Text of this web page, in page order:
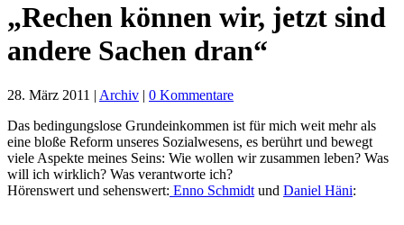
„Rechen können wir, jetzt sind
andere Sachen dran“
28. März 2011 | Archiv | 0 Kommentare
Das bedingungslose Grundeinkommen ist für mich weit mehr als
eine bloße Reform unseres Sozialwesens, es berührt und bewegt
viele Aspekte meines Seins: Wie wollen wir zusammen leben? Was
will ich wirklich? Was verantworte ich?
Hörenswert und sehenswert: Enno Schmidt und Daniel Häni: